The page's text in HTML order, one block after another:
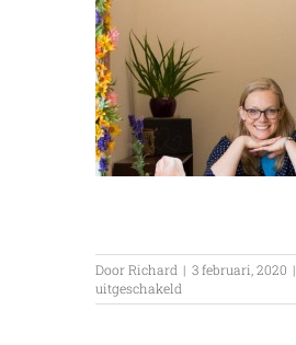
DoorRichard | 3 februari, 2020 |
uitgeschakeld
DAPR